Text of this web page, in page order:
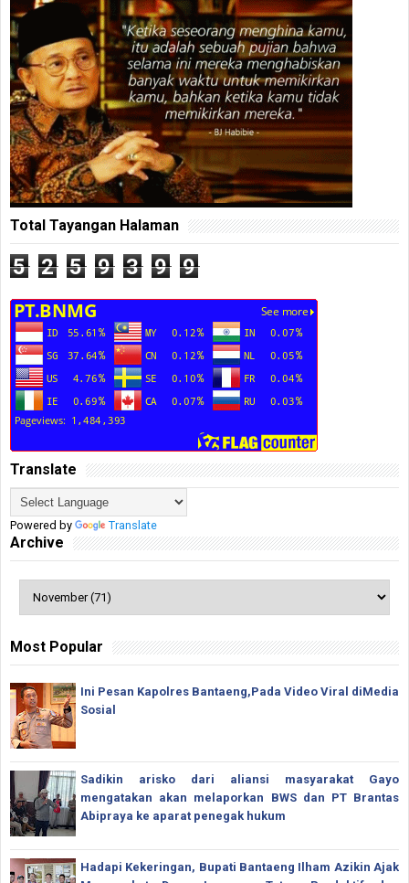
Total Tayangan Halaman
5 2 5 9 3 9 9
Translate
Powered by Translate
Archive
Most Popular
Ini Pesan Kapolres Bantaeng,Pada Video Viral diMedia
Sosial
Sadikin arisko dari aliansi masyarakat Gayo
mengatakan akan melaporkan BWS dan PT Brantas
Abipraya ke aparat penegak hukum
Hadapi Kekeringan, Bupati Bantaeng Ilham Azikin Ajak